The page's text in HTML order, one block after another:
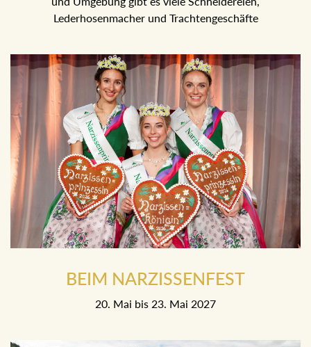
Lederhosenmacher und Trachtengeschäfte
BEIM NARZISSENFEST
20. Mai bis 23. Mai 2027